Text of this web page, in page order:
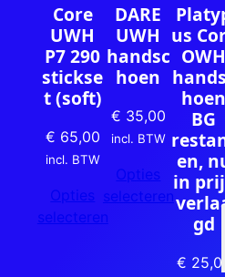
Core
UWH
P7 290
stickse
t (soft)
€ 65,00
incl. BTW
Opties
selecteren
DARE
UWH
handsc
hoen
€ 35,00
incl. BTW
Opties
selecteren
us
OWH
hoen
BG
en,
in
gd
€